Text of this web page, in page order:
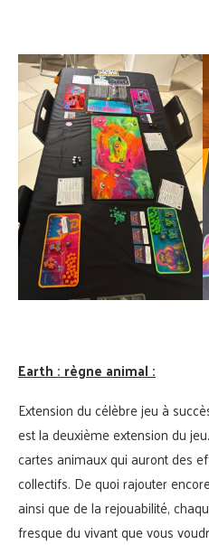
Earth : règne animal :
Extension du célèbre jeu à
est la deuxième extension du
cartes animaux qui auront des
collectifs. De quoi rajouter
ainsi que de la rejouabilité,
fresque du vivant que vous